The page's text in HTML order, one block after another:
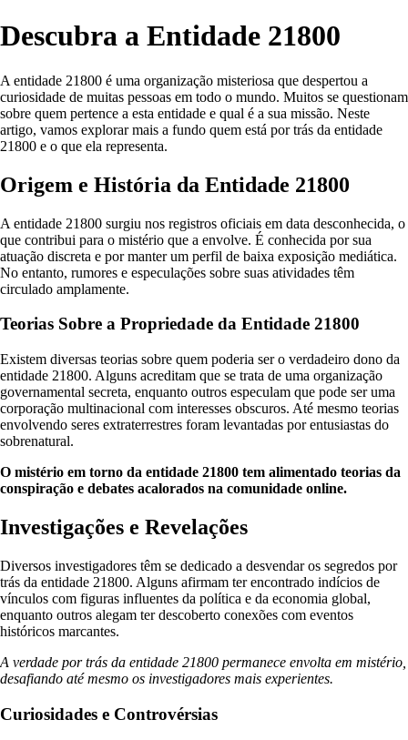
Descubra a Entidade 21800
A entidade 21800 é uma organização misteriosa que despertou a
curiosidade de muitas pessoas em todo o mundo. Muitos se questionam
sobre quem pertence a esta entidade e qual é a sua missão. Neste
artigo, vamos explorar mais a fundo quem está por trás da entidade
21800 e o que ela representa.
Origem e História da Entidade 21800
A entidade 21800 surgiu nos registros oficiais em data desconhecida, o
que contribui para o mistério que a envolve. É conhecida por sua
atuação discreta e por manter um perfil de baixa exposição mediática.
No entanto, rumores e especulações sobre suas atividades têm
circulado amplamente.
Teorias Sobre a Propriedade da Entidade 21800
Existem diversas teorias sobre quem poderia ser o verdadeiro dono da
entidade 21800. Alguns acreditam que se trata de uma organização
governamental secreta, enquanto outros especulam que pode ser uma
corporação multinacional com interesses obscuros. Até mesmo teorias
envolvendo seres extraterrestres foram levantadas por entusiastas do
sobrenatural.
O mistério em torno da entidade 21800 tem alimentado teorias da
conspiração e debates acalorados na comunidade online.
Investigações e Revelações
Diversos investigadores têm se dedicado a desvendar os segredos por
trás da entidade 21800. Alguns afirmam ter encontrado indícios de
vínculos com figuras influentes da política e da economia global,
enquanto outros alegam ter descoberto conexões com eventos
históricos marcantes.
A verdade por trás da entidade 21800 permanece envolta em mistério,
desafiando até mesmo os investigadores mais experientes.
Curiosidades e Controvérsias